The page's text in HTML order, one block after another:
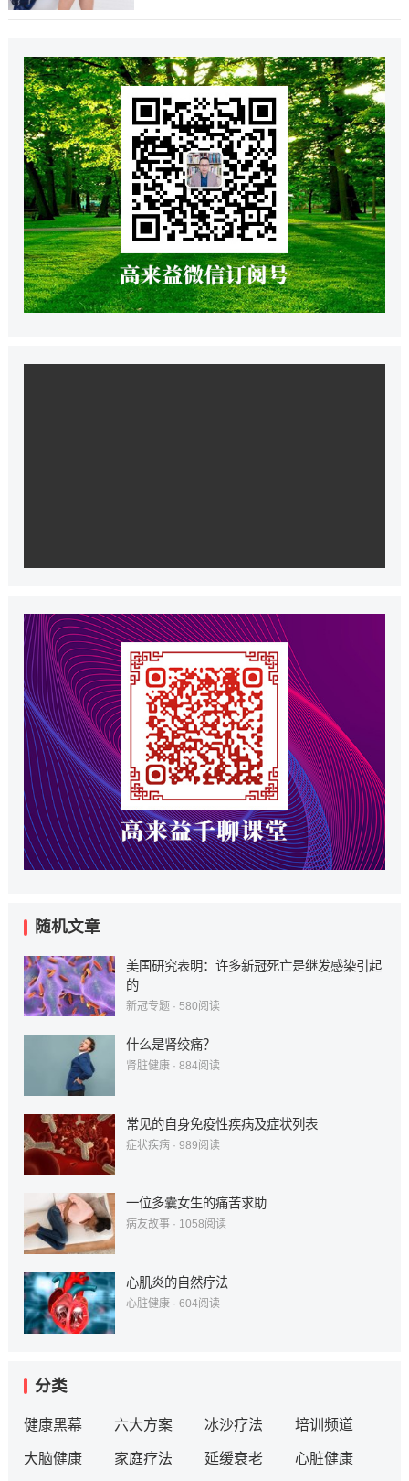
随机文章
美国研究表明：许多新冠死亡是继发感染引起
的
新冠专题· 580阅读
什么是肾绞痛？
肾脏健康· 884阅读
常见的自身免疫性疾病及症状列表
症状疾病· 989阅读
一位多囊女生的痛苦求助
病友故事· 1058阅读
心肌炎的自然疗法
心脏健康· 604阅读
分类
健康黑幕 六大方案 冰沙疗法 培训频道
大脑健康 家庭疗法 延缓衰老 心脏健康